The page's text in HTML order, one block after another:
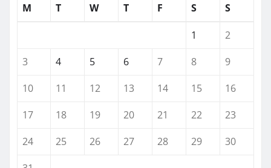
M
T W T F S S
1
2
3
4 5 6 7 8
9
10
11 12 13 14 15
16
17
18 19 20 21 22
23
24
25 26 27 28 29
30